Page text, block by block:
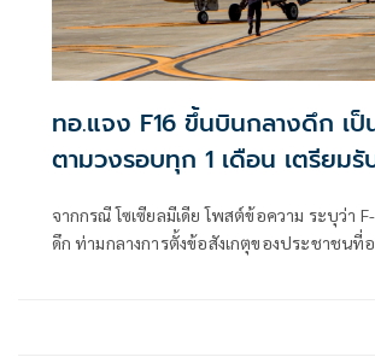
ทอ.แจง F16 ขึ้นบินกลางดึก เป็
ตามวงรอบทุก 1 เดือน เตรียมรั
จากกรณี โซเซียลมีเดีย โพสต์ข้อความ ระบุว่า
ดึก ท่ามกลางการตั้งข้อสังเกตุของประชาชนที่